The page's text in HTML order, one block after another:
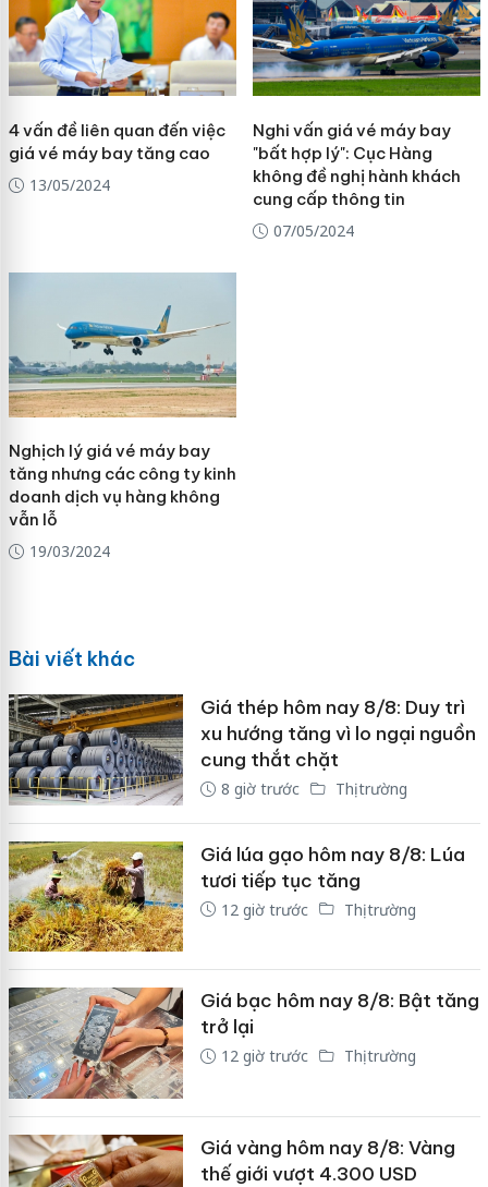
4 vấn đề liên quan đến việc
giá vé máy bay tăng cao
13/05/2024
Nghi vấn giá vé máy bay
"bất hợp lý": Cục Hàng
không đề nghị hành khách
cung cấp thông tin
07/05/2024
Nghịch lý giá vé máy bay
tăng nhưng các công ty kinh
doanh dịch vụ hàng không
vẫn lỗ
19/03/2024
Bài viết khác
Giá thép hôm nay 8/8: Duy trì
xu hướng tăng vì lo ngại nguồn
cung thắt chặt
8 giờ trước Thị trường
Giá lúa gạo hôm nay 8/8: Lúa
tươi tiếp tục tăng
12 giờ trước Thị trường
Giá bạc hôm nay 8/8: Bật tăng
trở lại
12 giờ trước Thị trường
Giá vàng hôm nay 8/8: Vàng
thế giới vượt 4.300 USD